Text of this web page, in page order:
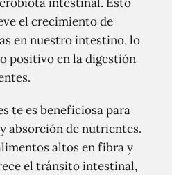
el crecimiento de
en nuestro intestino, lo
positivo en la digestión
te es beneficiosa para
absorción de nutrientes.
altos en fibra y
el tránsito intestinal,